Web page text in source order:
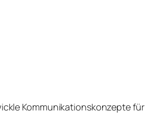
Kommunikationskonzepte für